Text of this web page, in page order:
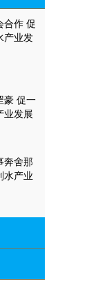
江中游城市群讓哪
城市圈、環長株潭
城市群，既承東
湖南、湖北和江
其如此，咱們可
城市地位的腳步
市群？
不相同，那國務
的呢？
個“打造”看出一
第二，打造中西
放合作示範區；
合作 促
产业发
豪 促一
业发展
奔舍那
水产业
产业发